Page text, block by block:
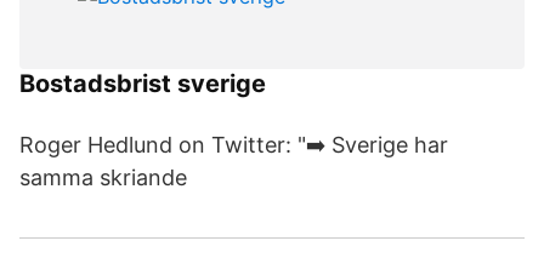
Bostadsbrist sverige
Roger Hedlund on Twitter: "➡️ Sverige har
samma skriande